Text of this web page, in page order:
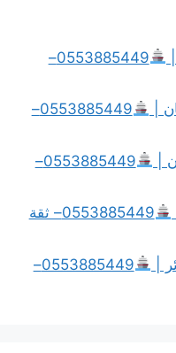
0553885449–
|
0553885449–
|
0553885449–
0553885449– ثقة
|
0553885449–